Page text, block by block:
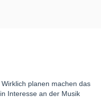
planen machen das
Interesse an der Musik